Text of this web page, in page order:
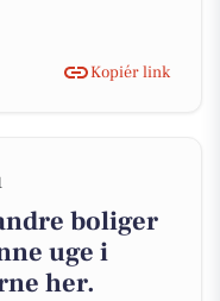
Kopiér link
boliger
uge i
her.